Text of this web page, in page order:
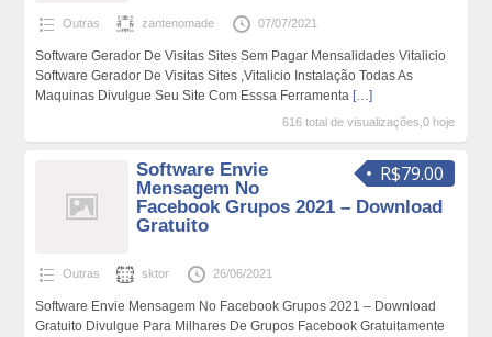
Outras zantenomade 07/07/2021
Software Gerador De Visitas Sites Sem Pagar Mensalidades Vitalicio
Software Gerador De Visitas Sites ,Vitalicio Instalação Todas As
Maquinas Divulgue Seu Site Com Esssa Ferramenta […]
616 total de visualizações,0 hoje
R$79.00
Software Envie
Mensagem No
Facebook Grupos 2021 – Download
Gratuito
Outras sktor 26/06/2021
Software Envie Mensagem No Facebook Grupos 2021 – Download
Gratuito Divulgue Para Milhares De Grupos Facebook Gratuitamente